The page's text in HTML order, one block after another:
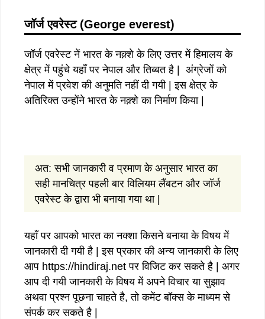
जॉर्ज एवरेस्ट (George everest)
जॉर्ज एवरेस्ट नें भारत के नक़्शे के लिए उत्तर में हिमालय के
क्षेत्र में पहुंचे यहाँ पर नेपाल और तिब्बत है | अंग्रेजों को
नेपाल में प्रवेश की अनुमति नहीं दी गयी | इस क्षेत्र के
अतिरिक्त उन्होंने भारत के नक़्शे का निर्माण किया |
अत: सभी जानकारी व प्रमाण के अनुसार भारत का
सही मानचित्र पहली बार विलियम लैंबटन और जॉर्ज
एवरेस्ट के द्वारा भी बनाया गया था |
यहाँ पर आपको भारत का नक्शा किसने बनाया के विषय में
जानकारी दी गयी है | इस प्रकार की अन्य जानकारी के लिए
आप https://hindiraj.net पर विजिट कर सकते है | अगर
आप दी गयी जानकारी के विषय में अपने विचार या सुझाव
अथवा प्रश्न पूछना चाहते है, तो कमेंट बॉक्स के माध्यम से
संपर्क कर सकते है |